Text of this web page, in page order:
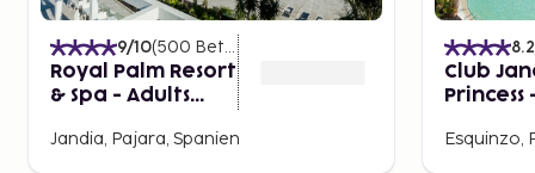
9/10(500 Betyg
Royal Palm Resort
& Spa - Adults
Jandia, Pajara, Spanien
8.2
Club
Princess
Esquinzo,